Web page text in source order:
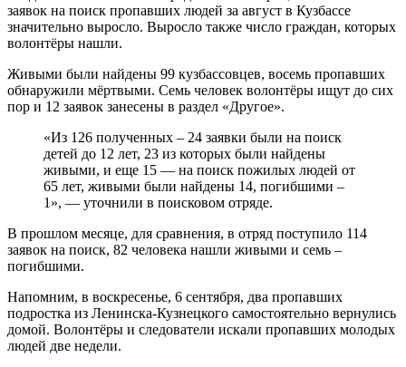
заявок на поиск пропавших людей за август в Кузбассе
значительно выросло. Выросло также число граждан, которых
волонтёры нашли.
Живыми были найдены 99 кузбассовцев, восемь пропавших
обнаружили мёртвыми. Семь человек волонтёры ищут до сих
пор и 12 заявок занесены в раздел «Другое».
«Из 126 полученных – 24 заявки были на поиск
детей до 12 лет, 23 из которых были найдены
живыми, и еще 15 — на поиск пожилых людей от
65 лет, живыми были найдены 14, погибшими –
1», — уточнили в поисковом отряде.
В прошлом месяце, для сравнения, в отряд поступило 114
заявок на поиск, 82 человека нашли живыми и семь –
погибшими.
Напомним, в воскресенье, 6 сентября, два пропавших
подростка из Ленинска-Кузнецкого самостоятельно вернулись
домой. Волонтёры и следователи искали пропавших молодых
людей две недели.